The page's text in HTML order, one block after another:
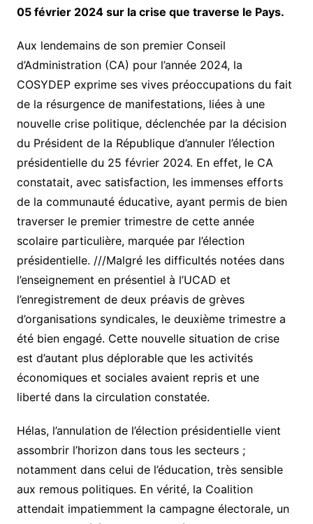
05 février 2024 sur la crise que traverse le Pays.
Aux lendemains de son premier Conseil
d’Administration (CA) pour l’année 2024, la
COSYDEP exprime ses vives préoccupations du fait
de la résurgence de manifestations, liées à une
nouvelle crise politique, déclenchée par la décision
du Président de la République d’annuler l’élection
présidentielle du 25 février 2024. En effet, le CA
constatait, avec satisfaction, les immenses efforts
de la communauté éducative, ayant permis de bien
traverser le premier trimestre de cette année
scolaire particulière, marquée par l’élection
présidentielle. ///Malgré les difficultés notées dans
l’enseignement en présentiel à l’UCAD et
l’enregistrement de deux préavis de grèves
d’organisations syndicales, le deuxième trimestre a
été bien engagé. Cette nouvelle situation de crise
est d’autant plus déplorable que les activités
économiques et sociales avaient repris et une
liberté dans la circulation constatée.
Hélas, l’annulation de l’élection présidentielle vient
assombrir l’horizon dans tous les secteurs ;
notamment dans celui de l’éducation, très sensible
aux remous politiques. En vérité, la Coalition
attendait impatiemment la campagne électorale, un